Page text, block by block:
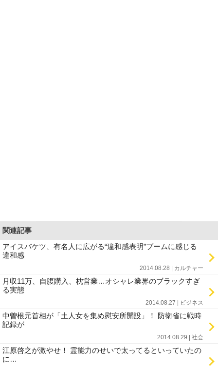
関連記事
アイスバケツ、有名人に広がる“違和感表明”ブームに感じる
違和感
2014.08.28 | カルチャー
月収11万、自腹購入、枕営業…オシャレ業界のブラックすぎ
る実態
2014.08.27 | ビジネス
中曽根元首相が「土人女を集め慰安所開設」！ 防衛省に戦時
記録が
2014.08.29 | 社会
江原啓之が激やせ！ 霊能力のせいで太ってるといっていたの
に…